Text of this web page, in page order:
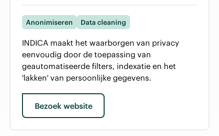
Anonimiseren Data cleaning
INDICA maakt het waarborgen van privacy
eenvoudig door de toepassing van
geautomatiseerde filters, indexatie en het
'lakken' van persoonlijke gegevens.
Bezoek website